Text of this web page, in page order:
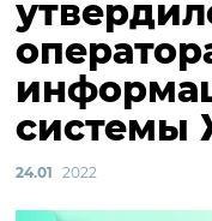
системы
24.01 2022